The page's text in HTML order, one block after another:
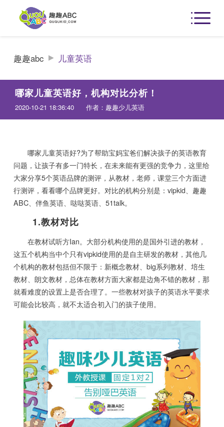
趣趣abc 儿童英语
哪家儿童英语好，机构对比分析！
2020-10-21 18:36:40 作者：趣趣少儿英语
哪家儿童英语好?为了帮助宝妈宝爸们解决孩子的英语教育
问题，让孩子有多一门特长，在未来能有更强的竞争力，这里给
大家分享5个英语品牌的测评，从教材，老师，课堂三个方面进
行测评，看看哪个品牌更好。对比的机构分别是：vipkid、趣趣
ABC、伴鱼英语、哒哒英语、51talk。
1.教材对比
在教材试听方Ian。大部分机构使用的是国外引进的教材，
这五个机构当中个只有vipkid使用的是自主研发的教材，其他几
个机构的教材包括但不限于：新概念教材、big系列教材、培生
教材、朗文教材，总体在教材方面大家都是边角不错的教材，那
就看难度的设置上是否合理了。一些教材对孩子的英语水平要求
可能会比较高，就不太适合初入门的孩子使用。